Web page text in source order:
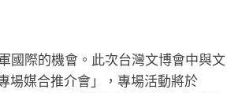
國際的機會。此次台灣文博會中與文
場媒合推介會」，專場活動將於